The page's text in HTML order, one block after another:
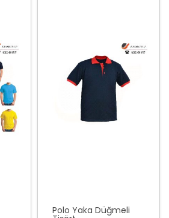
Polo Yaka Düğmeli